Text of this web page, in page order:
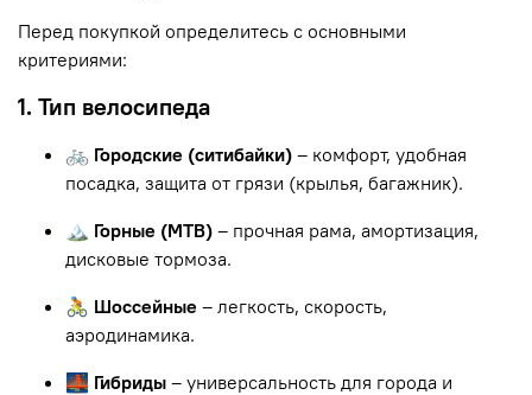
Перед покупкой определитесь с основными
критериями:
1. Тип велосипеда
🚲 Городские (ситибайки) – комфорт, удобная
посадка, защита от грязи (крылья, багажник).
🏔 Горные (MTB) – прочная рама, амортизация,
дисковые тормоза.
🚴 Шоссейные – легкость, скорость,
аэродинамика.
🌉 Гибриды – универсальность для города и